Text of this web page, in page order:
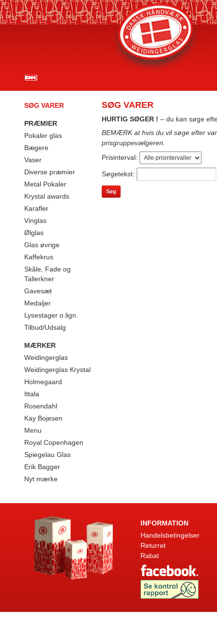
SØG VARER
PRÆMIER
Pokaler glas
Bægere
Vaser
Diverse præmier
Metal Pokaler
Krystal awards
Karafler
Vinglas
Ølglas
Glas øvrige
Kaffekrus
Skåle, Fade og
Tallerkner
Gavesæt
Medaljer
Lysestager o.lign.
Tilbud/Udsalg
MÆRKER
Weidingerglas
Weidingerglas Krystal
Holmegaard
Ittala
Rosendahl
Kay Bojesen
Menu
Royal Copenhagen
Spiegelau Glas
Erik Bagger
Nyt mærke
SØG VARER
HURTIG SØGER ! – du kan søge
BEMÆRK at hvis du vil søge efter
prisgruppevælgeren.
Prisinterval:
Søgetekst:
INFORMATION
Handelsbetingelser
Returret
Rabat